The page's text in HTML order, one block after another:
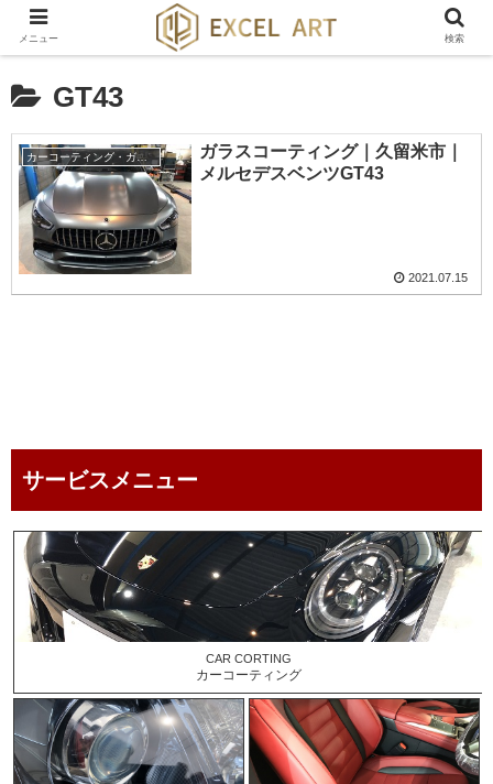
GT43
カーコーティング・ガラスコーティング・ボディーコーティング
ガラスコーティング｜久留米市｜
メルセデスベンツGT43
2021.07.15
サービスメニュー
CAR CORTING
カーコーティング
メニュー 検索